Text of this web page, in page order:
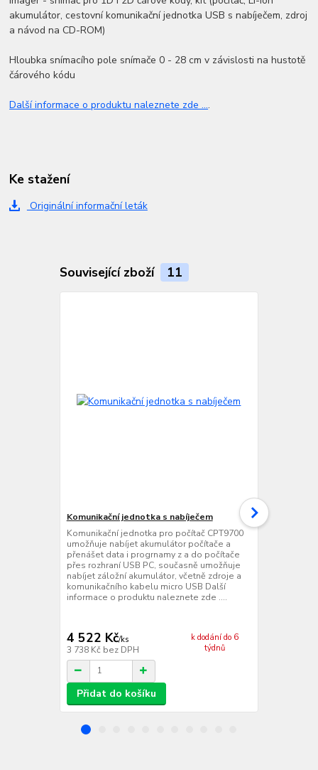
akumulátor, cestovní komunikační jednotka USB s nabíječem, zdroj
a návod na CD-ROM)
Hloubka snímacího pole snímače 0 - 28 cm v závislosti na hustotě
čárového kódu
Další informace o produktu naleznete zde ....
Ke stažení
Originální informační leták
Související zboží 11
Komunikační jednotka s nabíječem
Komunikační jednotka pro počítač CPT9700
umožňuje nabíjet akumulátor počítače a
přenášet data i progrnamy z a do počítače
přes rozhraní USB PC, současně umožňuje
nabíjet záložní akumulátor, včetně zdroje a
komunikačního kabelu micro USB Další
informace o produktu naleznete zde ....
4 522 Kč/ks
3 738 Kč bez DPH
k dodání do 6
týdnů
Přidat do košíku